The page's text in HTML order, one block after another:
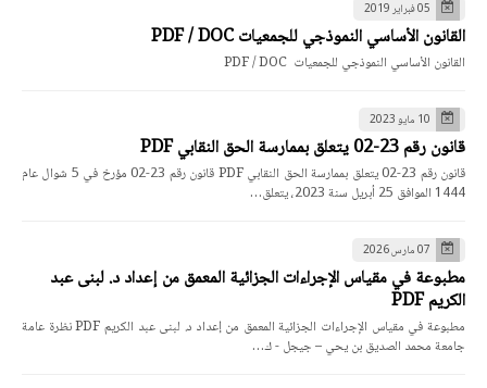
05 فبراير 2019
القانون الأساسي النموذجي للجمعيات PDF / DOC
القانون الأساسي النموذجي للجمعيات PDF / DOC
10 مايو 2023
قانون رقم 23-02 يتعلق بممارسة الحق النقابي PDF
قانون رقم 23-02 يتعلق بممارسة الحق النقابي PDF قانون رقم 23-02 مؤرخ في 5 شوال عام
1444 الموافق 25 أبريل سنة 2023، يتعلق…
07 مارس 2026
مطبوعة في مقياس الإجراءات الجزائية المعمق من إعداد د. لبنى عبد
الكريم PDF
مطبوعة في مقياس الإجراءات الجزائية المعمق من إعداد د. لبنى عبد الكريم PDF نظرة عامة
جامعة محمد الصديق بن يحي – جيجل - ك…